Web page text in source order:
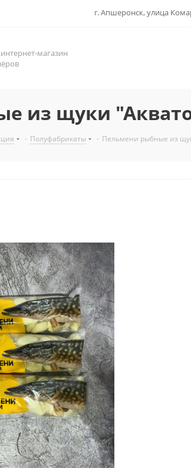
г. Апшеронск, улица
магазин
из щуки
- Полуфабрикаты - Пельмени рыбные из